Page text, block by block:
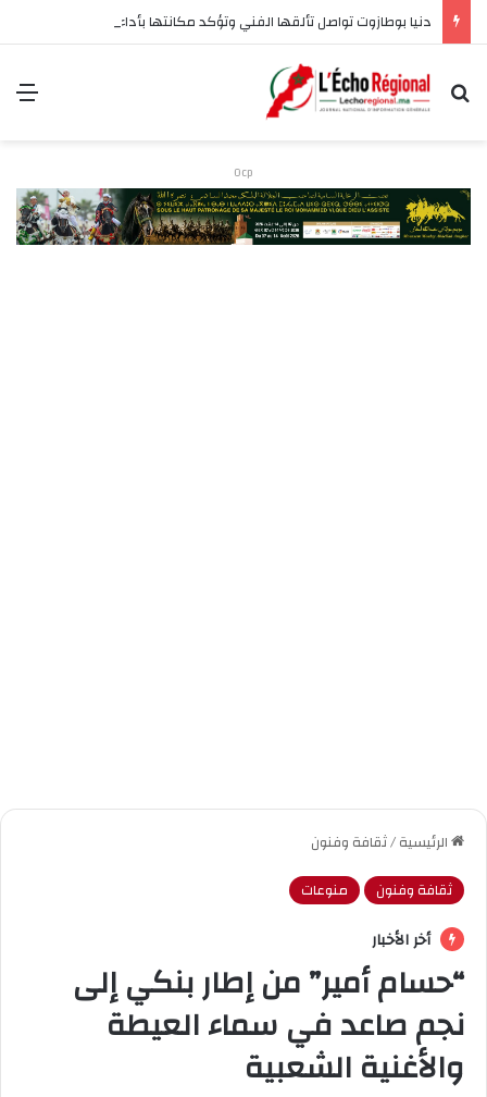
بحث عن
Ocp
الرئيسية/ثقافة وفنون
ثقافة وفنون
منوعات
أخر الأخبار
“حسام أمير” من إطار بنكي إلى
نجم صاعد في سماء العيطة
والأغنية الشعبية